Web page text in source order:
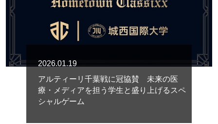
2026.01.19
アルティーリ千葉戦に冠協賛 未来の医
療・メディアを担う学生と盛り上げるスペ
シャルゲーム